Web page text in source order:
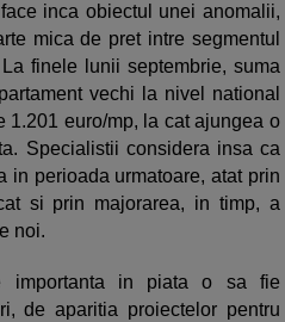
inca obiectul unei anomalii,
mica de pret intre segmentul
finele lunii septembrie, suma
vechi la nivel national
1.201 euro/mp, la cat ajungea o
Specialistii considera insa ca
in perioada urmatoare, atat prin
si prin majorarea, in timp, a
noi.
importanta in piata o sa fie
de aparitia proiectelor pentru